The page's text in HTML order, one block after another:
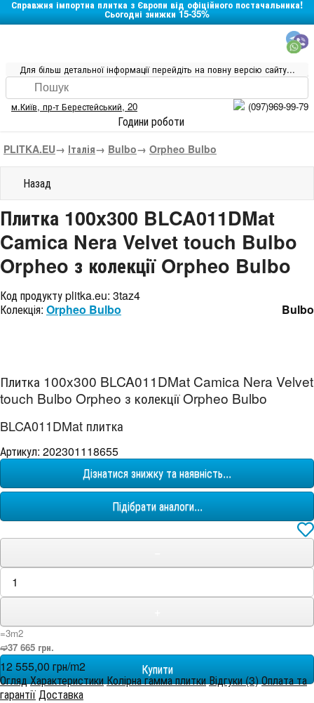
Справжня імпортна плитка з Європи від офіційного постачальника!
Сьогодні знижки 15-35%
Для більш детальної інформації перейдіть на повну версію сайту...
м.Київ, пр-т Берестейський, 20 (097)969-99-79
Години роботи
PLITKA.EU→ Італія→ Bulbo→ Orpheo Bulbo
Назад
Плитка 100x300 BLCA011DMat
Camica Nera Velvet touch Bulbo
Orpheo з колекції Orpheo Bulbo
Код продукту plitka.eu: 3taz4
Колекція: Orpheo Bulbo Bulbo
Плитка 100x300 BLCA011DMat Camica Nera Velvet
touch Bulbo Orpheo з колекції Orpheo Bulbo
BLCA011DMat плитка
Артикул: 202301118655
Дізнатися знижку та наявність...
Підібрати аналоги...
=3m2
➫37 665 грн.
12 555,00 грн/m2
ОглядХарактеристикиКолірна гамма плиткиВідгуки (3)Оплата та
гарантії Доставка